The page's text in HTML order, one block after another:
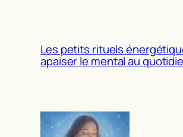
Les petits rituels
apaiser le mental au